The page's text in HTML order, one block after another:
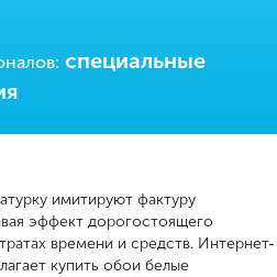
cпециальные
имитируют фактуру
эффект дорогостоящего
времени и средств. Интернет-
купить обои белые